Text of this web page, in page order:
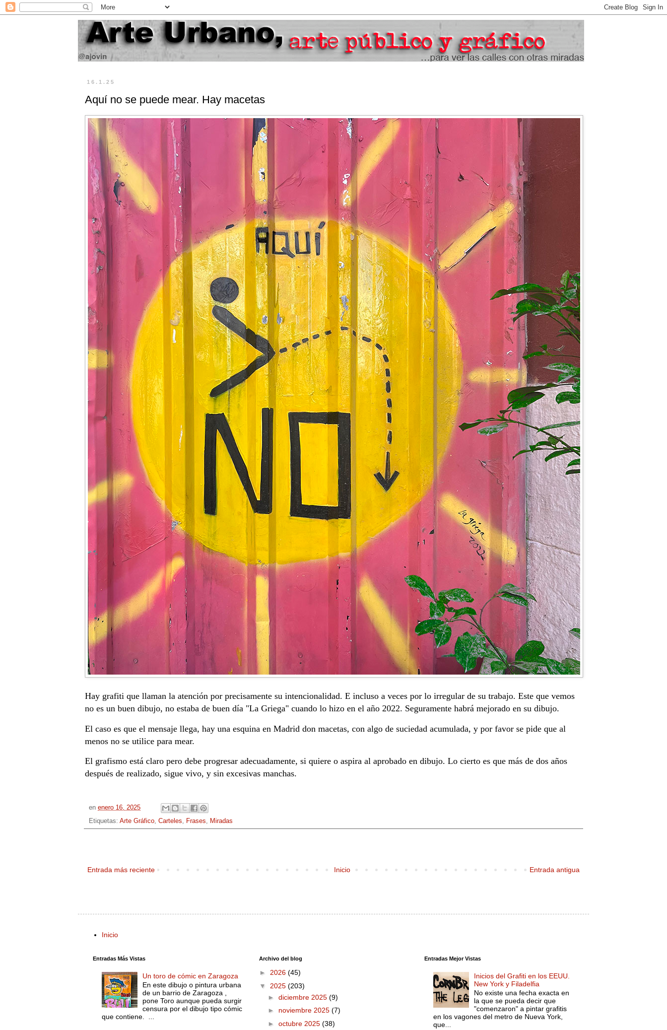
16.1.25
Aquí no se puede mear. Hay macetas
Hay grafiti que llaman la atención por precisamente su intencionalidad. E incluso a veces por lo irregular de su trabajo. Este que vemos
no es un buen dibujo, no estaba de buen día "La Griega" cuando lo hizo en el año 2022. Seguramente habrá mejorado en su dibujo.
El caso es que el mensaje llega, hay una esquina en Madrid don macetas, con algo de suciedad acumulada, y por favor se pide que al
menos no se utilice para mear.
El grafismo está claro pero debe progresar adecuadamente, si quiere o aspira al aprobado en dibujo. Lo cierto es que más de dos años
después de realizado, sigue vivo, y sin excesivas manchas.
en enero 16, 2025
Etiquetas: Arte Gráfico, Carteles, Frases, Miradas
Entrada más reciente Entrada antigua
Inicio
Inicio
Entradas Más Vistas
Un toro de cómic en Zaragoza
En este dibujo o pintura urbana
de un barrio de Zaragoza ,
pone Toro aunque pueda surgir
censura por el dibujo tipo cómic
que contiene. ...
Archivo del blog
► 2026 (45)
▼ 2025 (203)
► diciembre 2025 (9)
► noviembre 2025 (7)
► octubre 2025 (38)
Entradas Mejor Vistas
Inicios del Grafiti en los EEUU.
New York y Filadelfia
No existe una fecha exacta en
la que se pueda decir que
"comenzaron" a pintar grafitis
en los vagones del metro de Nueva York,
que...